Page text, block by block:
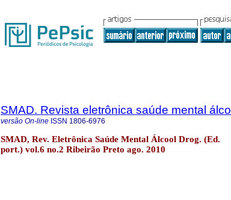
SMAD. Revista eletrônica saúde mental
versão On-line ISSN 1806-6976
SMAD, Rev. Eletrônica Saúde Mental Álcool Drog. (Ed.
port.) vol.6 no.2 Ribeirão Preto ago. 2010